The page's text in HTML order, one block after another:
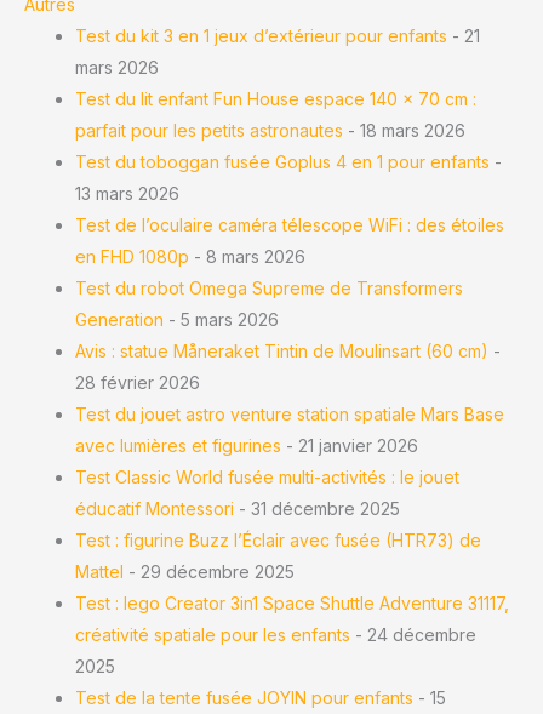
Autres
Test du kit 3 en 1 jeux d’extérieur pour enfants - 21
mars 2026
Test du lit enfant Fun House espace 140 x 70 cm :
parfait pour les petits astronautes - 18 mars 2026
Test du toboggan fusée Goplus 4 en 1 pour enfants -
13 mars 2026
Test de l’oculaire caméra télescope WiFi : des étoiles
en FHD 1080p - 8 mars 2026
Test du robot Omega Supreme de Transformers
Generation - 5 mars 2026
Avis : statue Måneraket Tintin de Moulinsart (60 cm) -
28 février 2026
Test du jouet astro venture station spatiale Mars Base
avec lumières et figurines - 21 janvier 2026
Test Classic World fusée multi-activités : le jouet
éducatif Montessori - 31 décembre 2025
Test : figurine Buzz l’Éclair avec fusée (HTR73) de
Mattel - 29 décembre 2025
Test : lego Creator 3in1 Space Shuttle Adventure 31117,
créativité spatiale pour les enfants - 24 décembre
2025
Test de la tente fusée JOYIN pour enfants - 15